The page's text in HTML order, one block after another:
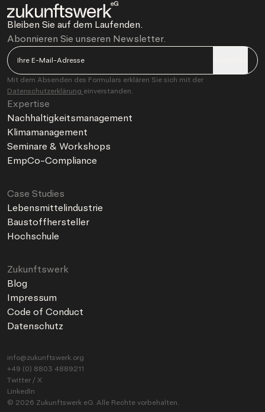
Bleiben Sie auf dem Laufenden.
Abonnieren Sie unseren Newsletter.
Mit dem Absenden des Formulars erklären Sie sich mit der
Datenschutzerklärung einverstanden.
Expertise
Nachhaltigkeitsmanagement
Klimamanagement
Seminare & Workshops
EmpCo-Compliance
Case Studies
Lebensmittelindustrie
Baustoffhersteller
Hochschule
Zukunftswerk
Blog
Impressum
Code of Conduct
Datenschutz
© 2026 Zukunftswerk eG. Alle Rechte vorbehalten.
info@zukunftswerk.org
+49 (0) 8803 4889211
Twitter / X
LinkedIn